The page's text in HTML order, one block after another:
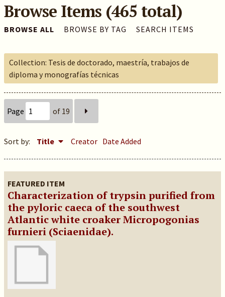
Browse Items (465 total)
BROWSE ALL BROWSE BY TAG SEARCH ITEMS
Collection: Tesis de doctorado, maestría, trabajos de
diploma y monografías técnicas
Page of 19
Sort by: Title Creator Date Added
FEATURED ITEM
Characterization of trypsin purified from
the pyloric caeca of the southwest
Atlantic white croaker Micropogonias
furnieri (Sciaenidae).